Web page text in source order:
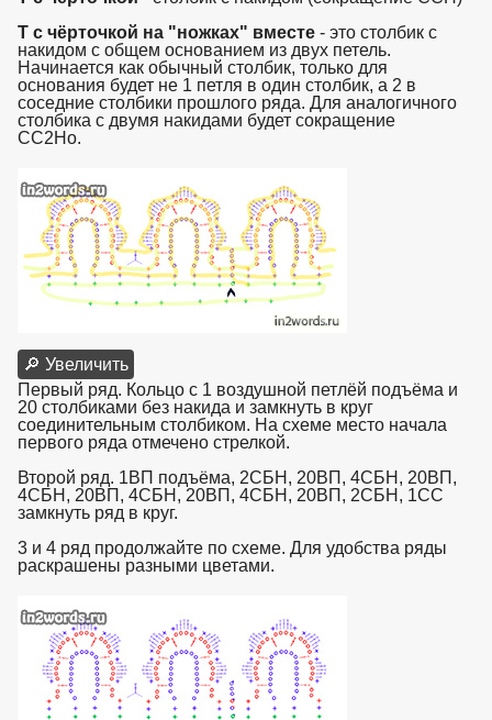
Т с чёрточкой на "ножках" вместе- это столбик с
накидом с общем основанием из двух петель.
Начинается как обычный столбик, только для
основания будет не 1 петля в один столбик, а 2 в
соседние столбики прошлого ряда. Для аналогичного
столбика с двумя накидами будет сокращение
СС2Но.
🔎 Увеличить
Первый ряд. Кольцо с 1 воздушной петлёй подъёма и
20 столбиками без накида и замкнуть в круг
соединительным столбиком. На схеме место начала
первого ряда отмечено стрелкой.
Второй ряд. 1ВП подъёма, 2СБН, 20ВП, 4СБН, 20ВП,
4СБН, 20ВП, 4СБН, 20ВП, 4СБН, 20ВП, 2СБН, 1СС
замкнуть ряд в круг.
3 и 4 ряд продолжайте по схеме. Для удобства ряды
раскрашены разными цветами.